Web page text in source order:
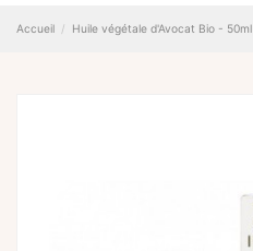
Accueil Huile végétale d'Avocat Bio - 50ml